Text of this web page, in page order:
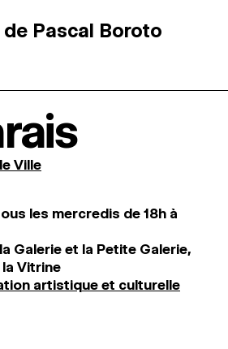
de Pascal Boroto
Ville
les mercredis de 18h à
Galerie et la Petite Galerie,
Vitrine
artistique et culturelle